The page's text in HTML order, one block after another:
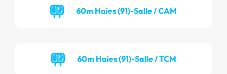
60m Haies (91)-Salle / CAM
60m Haies (91)-Salle / TCM